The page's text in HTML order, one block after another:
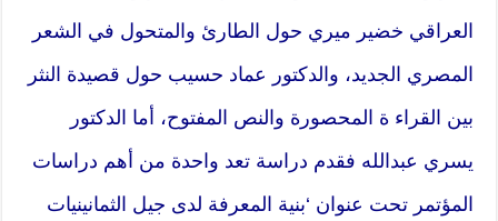
العراقي خضير ميري حول الطارئ والمتحول في الشعر
المصري الجديد، والدكتور عماد حسيب حول قصيدة النثر
بين القراء ة المحصورة والنص المفتوح، أما الدكتور
يسري عبدالله فقدم دراسة تعد واحدة من أهم دراسات
المؤتمر تحت عنوان ‘بنية المعرفة لدى جيل الثمانينيات